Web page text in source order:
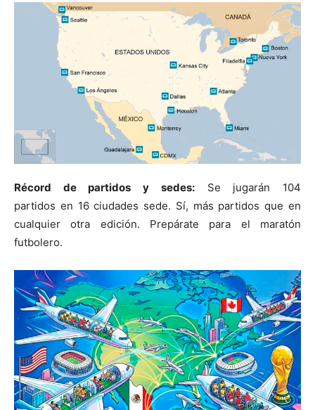
Récord de partidos y sedes:Se jugarán 104
partidos en 16 ciudades sede. Sí, más partidos que en
cualquier otra edición. Prepárate para el maratón
futbolero.